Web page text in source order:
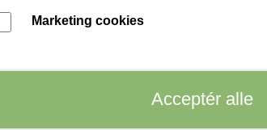
Gavekort på mail
Marketing cookies
Acceptér alle